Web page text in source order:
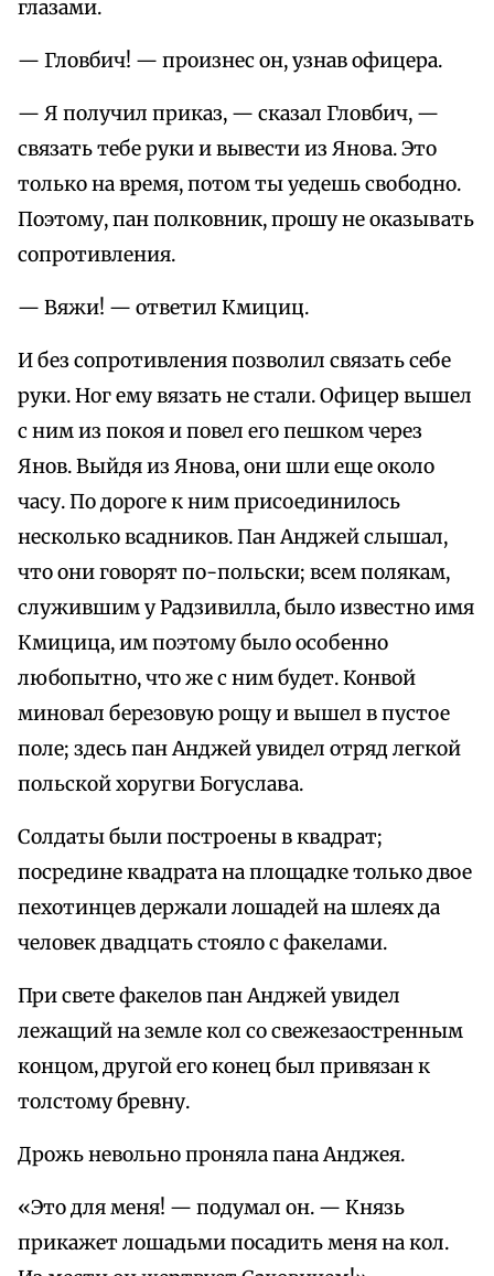
глазами.
— Гловбич! — произнес он, узнав офицера.
— Я получил приказ, — сказал Гловбич, —
связать тебе руки и вывести из Янова. Это
только на время, потом ты уедешь свободно.
Поэтому, пан полковник, прошу не оказывать
сопротивления.
— Вяжи! — ответил Кмициц.
И без сопротивления позволил связать себе
руки. Ног ему вязать не стали. Офицер вышел
с ним из покоя и повел его пешком через
Янов. Выйдя из Янова, они шли еще около
часу. По дороге к ним присоединилось
несколько всадников. Пан Анджей слышал,
что они говорят по-польски; всем полякам,
служившим у Радзивилла, было известно имя
Кмицица, им поэтому было особенно
любопытно, что же с ним будет. Конвой
миновал березовую рощу и вышел в пустое
поле; здесь пан Анджей увидел отряд легкой
польской хоругви Богуслава.
Солдаты были построены в квадрат;
посредине квадрата на площадке только двое
пехотинцев держали лошадей на шлеях да
человек двадцать стояло с факелами.
При свете факелов пан Анджей увидел
лежащий на земле кол со свежезаостренным
концом, другой его конец был привязан к
толстому бревну.
Дрожь невольно проняла пана Анджея.
«Это для меня! — подумал он. — Князь
прикажет лошадьми посадить меня на кол.